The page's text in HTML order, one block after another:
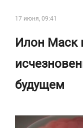
17 июня, 09:41
Илон Маск
будущем